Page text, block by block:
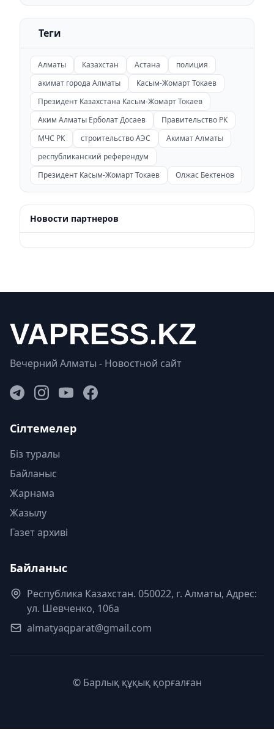
Теги
Алматы Казахстан Астана
полиция
акимат города Алматы
Касым-Жомарт Токаев
Президент Казахстана Касым-Жомарт Токаев
Аким Алматы Ерболат Досаев
Правительство РК
МЧС РК
строительство АЭС
Акимат Алматы
республиканский референдум
Президент Касым-Жомарт Токаев
Олжас Бектенов
Новости партнеров
Вечерний Алматы - Новостной сайт
Сілтемелер
Біз туралы
Байланыс
Жарнама
Жазылу
Газет архиві
Байланыс
Республика Казахстан. 050022, г. Алматы, Адрес:
ул. Шевченко, 106а
almatyaqparat@gmail.com
© Барлық құқық қорғалған